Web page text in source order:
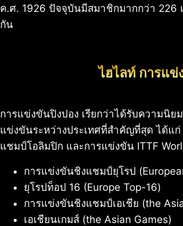
ค.ศ. 1926 ปัจจุบันมีสมาชิกมากกว่า 226
กัน
ไฮไลท์ การแ
การแข่งขันปิงปอง เรียกว่าได้รับความนิย
แข่งขันระหว่างประเทศที่สำคัญที่สุด ได้แ
แชมป์โอลิมปิก และการแข่งขัน ITTF
การแข่งขันชิงแชมป์ยุโรป
ยุโรปท็อป 16 (Europe Top-16)
การแข่งขันชิงแชมป์เอเชีย (the
เอเชียนเกมส์ (the Asian Games)